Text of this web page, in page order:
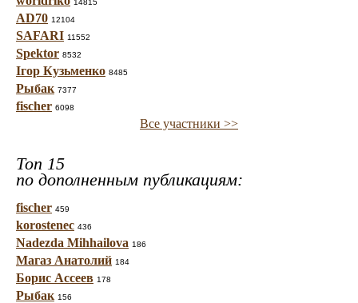
14815
AD70 12104
SAFARI 11552
Spektor 8532
Ігор Кузьменко 8485
Рыбак 7377
fischer 6098
Все участники >>
Топ 15
по дополненным публикациям:
fischer 459
korostenec 436
Nadezda Mihhailova 186
Магаз Анатолий 184
Борис Ассеев 178
Рыбак 156